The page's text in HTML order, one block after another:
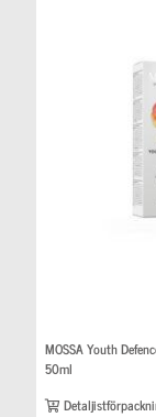
MOSSA Youth
50ml